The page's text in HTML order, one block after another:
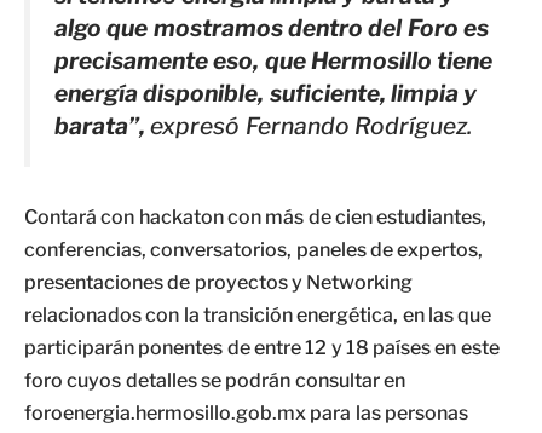
algo que mostramos dentro del Foro es
precisamente eso, que Hermosillo tiene
energía disponible, suficiente, limpia y
barata”,expresó Fernando Rodríguez.
Contará con hackaton con más de cien estudiantes,
conferencias, conversatorios, paneles de expertos,
presentaciones de proyectos y Networking
relacionados con la transición energética, en las que
participarán ponentes de entre 12 y 18 países en este
foro cuyos detalles se podrán consultar en
foroenergia.hermosillo.gob.mx para las personas